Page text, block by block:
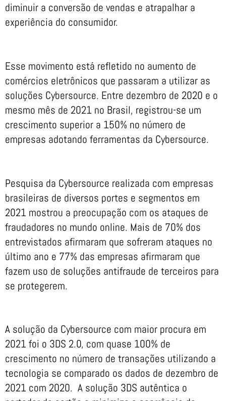
diminuir a conversão de vendas e atrapalhar a
experiência do consumidor.
Esse movimento está refletido no aumento de
comércios eletrônicos que passaram a utilizar as
soluções Cybersource. Entre dezembro de 2020 e o
mesmo mês de 2021 no Brasil, registrou-se um
crescimento superior a 150% no número de
empresas adotando ferramentas da Cybersource.
Pesquisa da Cybersource realizada com empresas
brasileiras de diversos portes e segmentos em
2021 mostrou a preocupação com os ataques de
fraudadores no mundo online. Mais de 70% dos
entrevistados afirmaram que sofreram ataques no
último ano e 77% das empresas afirmaram que
fazem uso de soluções antifraude de terceiros para
se protegerem.
A solução da Cybersource com maior procura em
2021 foi o 3DS 2.0, com quase 100% de
crescimento no número de transações utilizando a
tecnologia se comparado os dados de dezembro de
2021 com 2020. A solução 3DS autêntica o